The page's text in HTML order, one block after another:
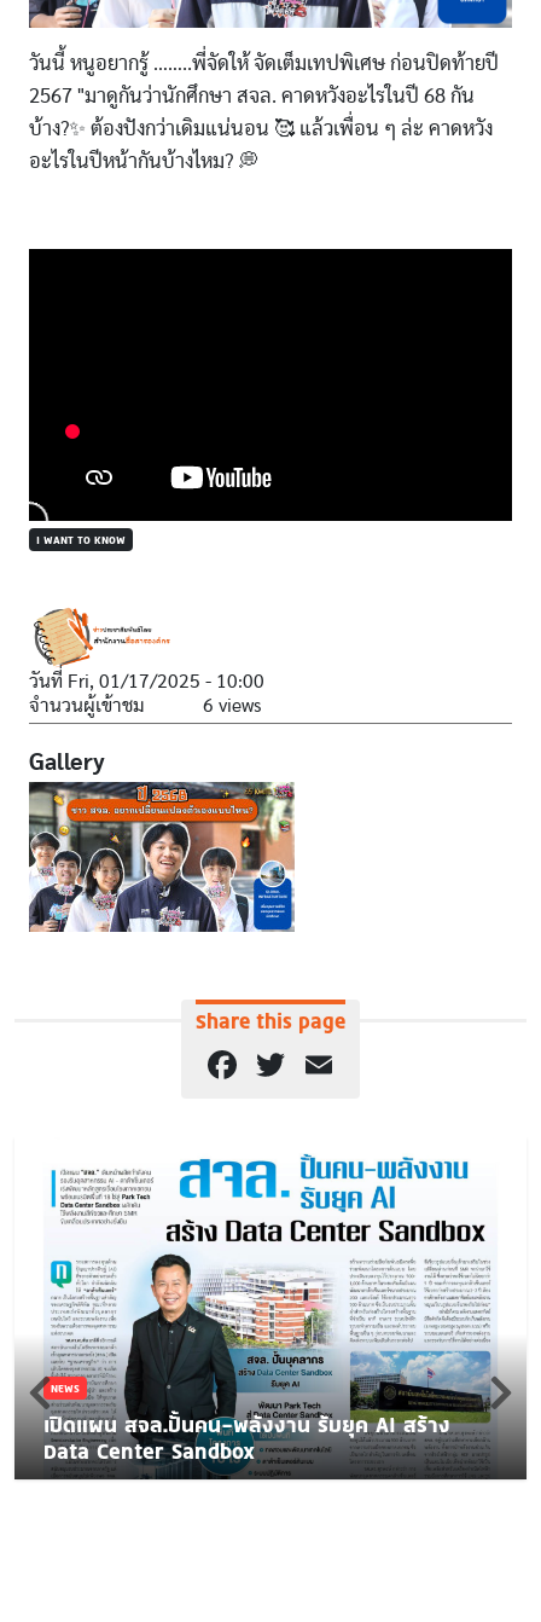
วันนี้ หนูอยากรู้ ……..พี่จัดให้ จัดเต็มเทปพิเศษ ก่อนปิดท้ายปี
2567 "มาดูกันว่านักศึกษา สจล. คาดหวังอะไรในปี 68 กัน
บ้าง?✨ ต้องปังกว่าเดิมแน่นอน 🥰 แล้วเพื่อน ๆ ล่ะ คาดหวัง
อะไรในปีหน้ากันบ้างไหม? 💭
I WANT TO KNOW
วันที่ Fri, 01/17/2025 - 10:00
จำนวนผู้เข้าชม
6 views
Gallery
Share this page
Facebook
Twitter
NEWS
เปิดแผน สจล.ปั้นคน-พลังงาน รับยุค AI สร้าง
Data Center Sandbox